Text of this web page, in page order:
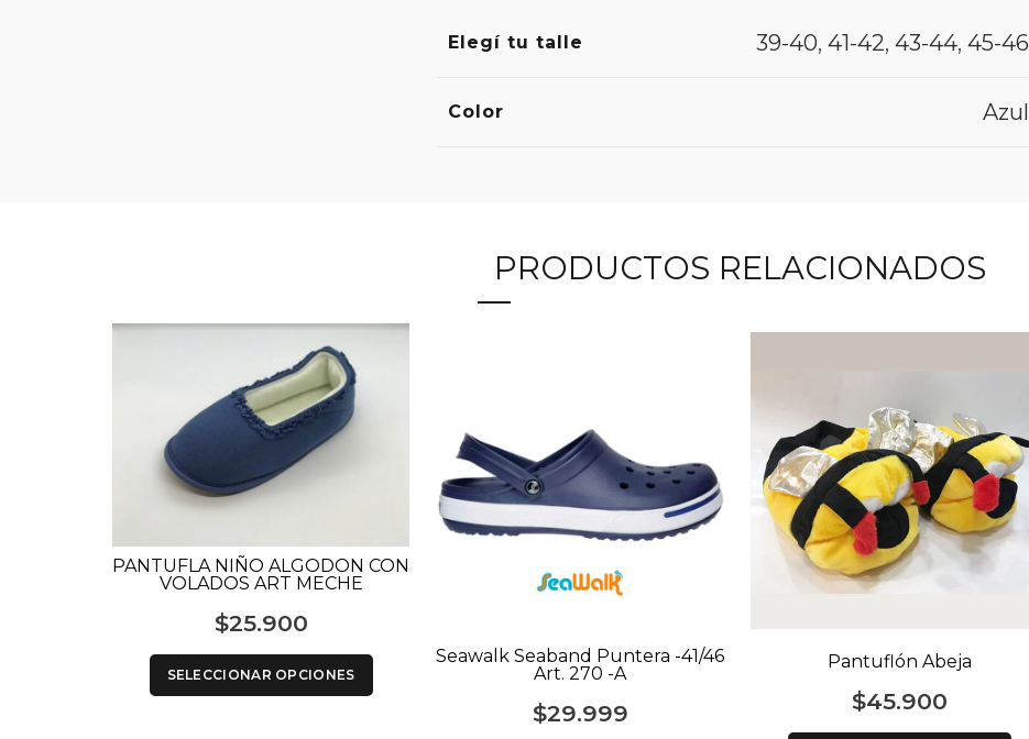
Elegí tu talle 39-40, 41-42, 43-44, 45-46
Color Azul
PRODUCTOS RELACIONADOS
PANTUFLA NIÑO ALGODON CON
VOLADOS ART MECHE
$25.900
SELECCIONAR OPCIONES
Seawalk Seaband Puntera -41/46
Art. 270 -A
$29.999
Pantuflón Abeja
$45.900